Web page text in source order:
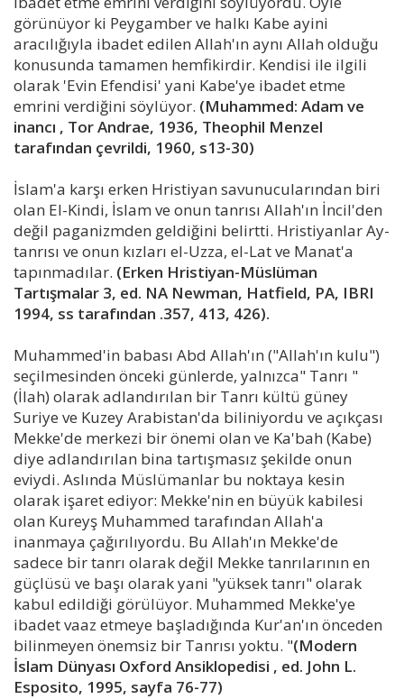
görünüyor ki Peygamber ve halkı Kabe ayini
aracılığıyla ibadet edilen Allah'ın aynı Allah olduğu
konusunda tamamen hemfikirdir. Kendisi ile ilgili
olarak 'Evin Efendisi' yani Kabe'ye ibadet etme
emrini verdiğini söylüyor. (Muhammed: Adam ve
inancı , Tor Andrae, 1936, Theophil Menzel
tarafından çevrildi, 1960, s13-30)
İslam'a karşı erken Hristiyan savunucularından biri
olan El-Kindi, İslam ve onun tanrısı Allah'ın İncil'den
değil paganizmden geldiğini belirtti. Hristiyanlar Ay-
tanrısı ve onun kızları el-Uzza, el-Lat ve Manat'a
tapınmadılar. (Erken Hristiyan-Müslüman
Tartışmalar 3, ed. NA Newman, Hatfield, PA, IBRI
1994, ss tarafından .357, 413, 426).
Muhammed'in babası Abd Allah'ın ("Allah'ın kulu")
seçilmesinden önceki günlerde, yalnızca" Tanrı "
(İlah) olarak adlandırılan bir Tanrı kültü güney
Suriye ve Kuzey Arabistan'da biliniyordu ve açıkçası
Mekke'de merkezi bir önemi olan ve Ka'bah (Kabe)
diye adlandırılan bina tartışmasız şekilde onun
eviydi. Aslında Müslümanlar bu noktaya kesin
olarak işaret ediyor: Mekke'nin en büyük kabilesi
olan Kureyş Muhammed tarafından Allah'a
inanmaya çağırılıyordu. Bu Allah'ın Mekke'de
sadece bir tanrı olarak değil Mekke tanrılarının en
güçlüsü ve başı olarak yani "yüksek tanrı" olarak
kabul edildiği görülüyor. Muhammed Mekke'ye
ibadet vaaz etmeye başladığında Kur'an'ın önceden
bilinmeyen önemsiz bir Tanrısı yoktu. "(Modern
İslam Dünyası Oxford Ansiklopedisi , ed. John L.
Esposito, 1995, sayfa 76-77)